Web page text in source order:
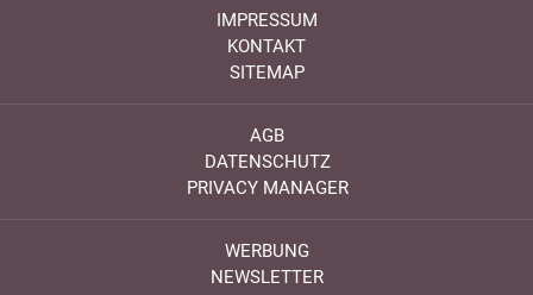
IMPRESSUM
KONTAKT
SITEMAP
AGB
DATENSCHUTZ
PRIVACY MANAGER
WERBUNG
NEWSLETTER